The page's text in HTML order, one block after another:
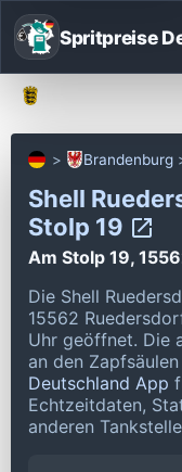
Spritpreise
Brandenburg
Shell
Stolp 19
Am Stolp 19,
Die Shell
15562
Uhr geöffnet. Die
an den
Deutschland App
Echtzeitdaten,
anderen